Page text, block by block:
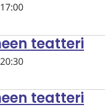
17:00
teatteri
20:30
teatteri